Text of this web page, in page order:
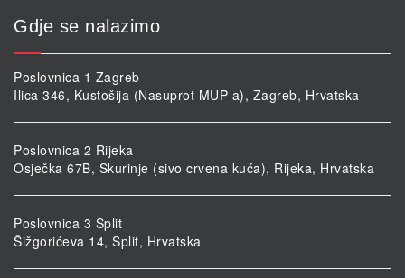
Gdje se nalazimo
Poslovnica 1 Zagreb
Ilica 346, Kustošija (Nasuprot MUP-a), Zagreb, Hrvatska
Poslovnica 2 Rijeka
Osječka 67B, Škurinje (sivo crvena kuća), Rijeka, Hrvatska
Poslovnica 3 Split
Šižgorićeva 14, Split, Hrvatska